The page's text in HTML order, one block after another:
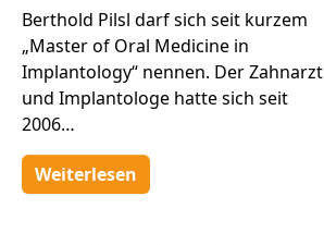
Berthold Pilsl darf sich seit kurzem
„Master of Oral Medicine in
Implantology“ nennen. Der Zahnarzt
und Implantologe hatte sich seit
2006…
Weiterlesen